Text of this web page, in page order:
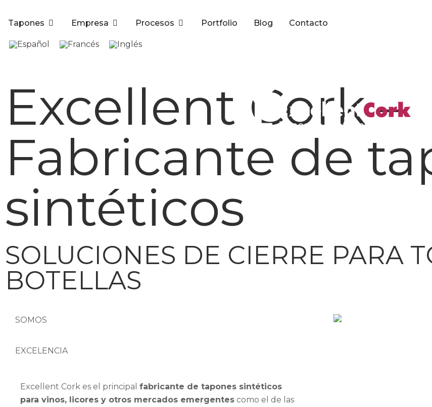
Tapones Empresa Procesos Portfolio Blog Contacto
Excellent Cork –
Fabricante de
sintéticos
SOLUCIONES DE CIERRE PARA
BOTELLAS
SOMOS
EXCELENCIA
Excellent Cork es el principal fabricante de tapones sintéticos
para vinos, licores y otros mercados emergentes como el de las